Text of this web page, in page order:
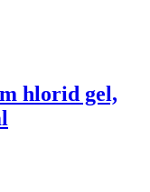
hlorid gel,